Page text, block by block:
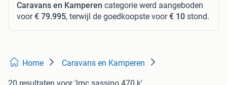
Caravans en Kamperen categorie werd aangeboden
voor€ 79.995, terwijl de goedkoopste voor€ 10 stond.
Home Caravans en Kamperen